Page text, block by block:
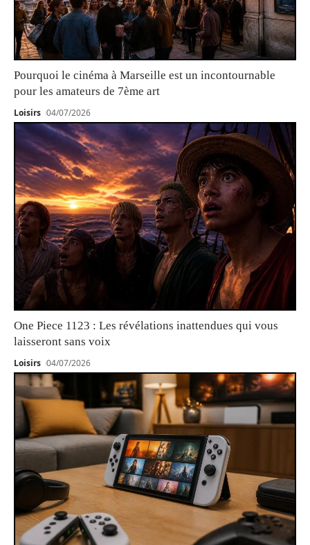
Pourquoi le cinéma à Marseille est un incontournable
pour les amateurs de 7ème art
Loisirs 04/07/2026
One Piece 1123 : Les révélations inattendues qui vous
laisseront sans voix
Loisirs 04/07/2026